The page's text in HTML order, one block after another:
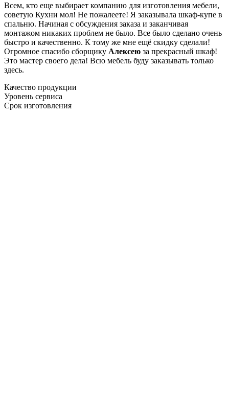
Всем, кто еще выбирает компанию для изготовления мебели,
советую Кухни мол! Не пожалеете! Я заказывала шкаф-купе в
спальню. Начиная с обсуждения заказа и заканчивая
монтажом никаких проблем не было. Все было сделано очень
быстро и качественно. К тому же мне ещё скидку сделали!
Огромное спасибо сборщику Алексею за прекрасный шкаф!
Это мастер своего дела! Всю мебель буду заказывать только
здесь.
Качество продукции
Уровень сервиса
Срок изготовления